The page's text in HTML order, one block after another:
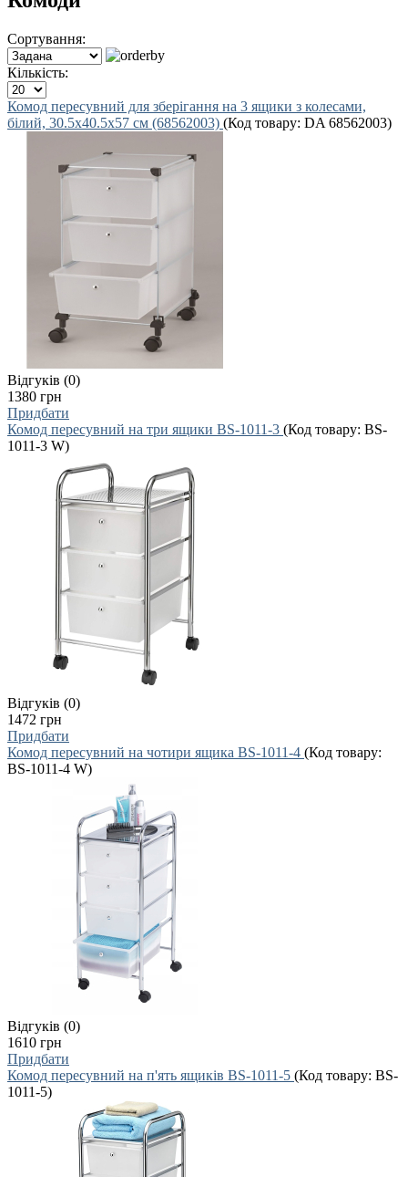
Сортування:
Кількість:
Комод пересувний для зберігання на 3 ящики з колесами,
білий, 30.5х40.5х57 см (68562003) (Код товару: DA 68562003)
Відгуків (0)
1380 грн
Придбати
Комод пересувний на три ящики BS-1011-3 (Код товару: BS-
1011-3 W)
Відгуків (0)
1472 грн
Придбати
Комод пересувний на чотири ящика BS-1011-4 (Код товару:
BS-1011-4 W)
Відгуків (0)
1610 грн
Придбати
Комод пересувний на п'ять ящиків BS-1011-5 (Код товару: BS-
1011-5)